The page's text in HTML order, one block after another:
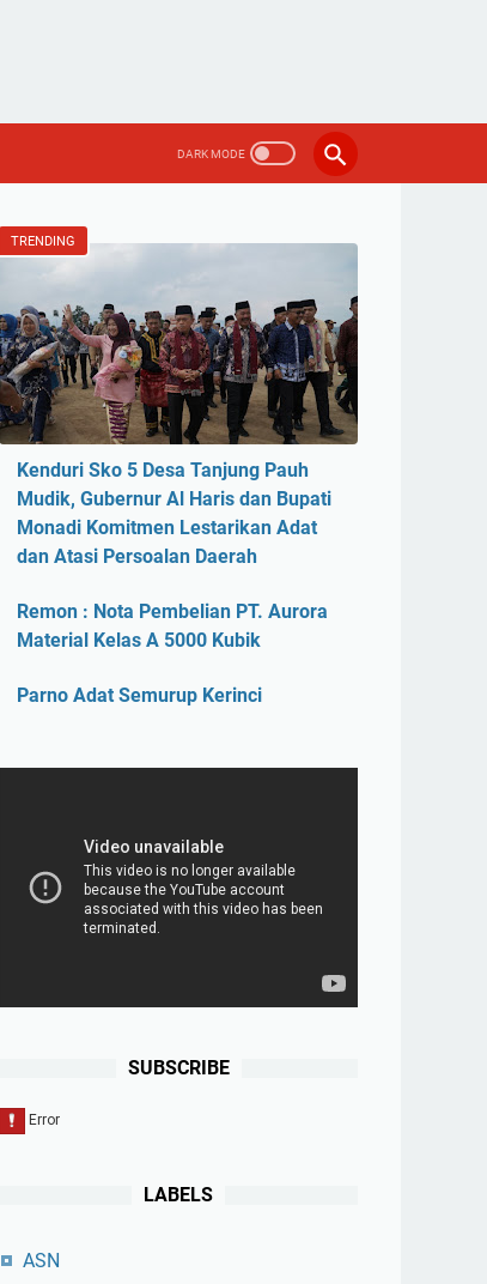
TRENDING
Kenduri Sko 5 Desa Tanjung Pauh
Mudik, Gubernur Al Haris dan Bupati
Monadi Komitmen Lestarikan Adat
dan Atasi Persoalan Daerah
Remon : Nota Pembelian PT. Aurora
Material Kelas A 5000 Kubik
Parno Adat Semurup Kerinci
SUBSCRIBE
LABELS
ASN